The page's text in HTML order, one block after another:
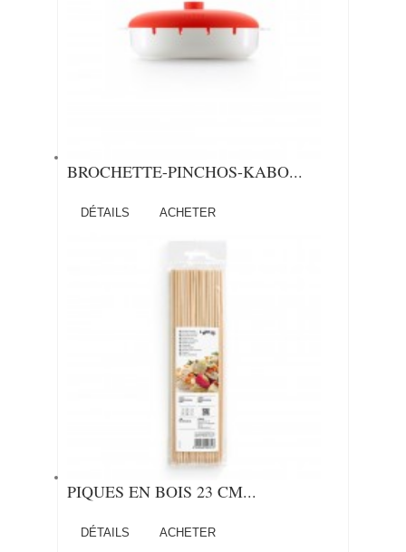
BROCHETTE-PINCHOS-KABO...
DÉTAILS ACHETER
PIQUES EN BOIS 23 CM...
DÉTAILS ACHETER